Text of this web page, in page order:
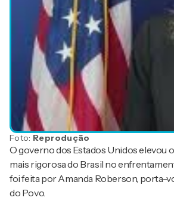
Foto: Reprodução
O governo dos Estados Unidos elevou
mais rigorosa do Brasil no
foi feita por Amanda Roberson, porta-
do Povo.